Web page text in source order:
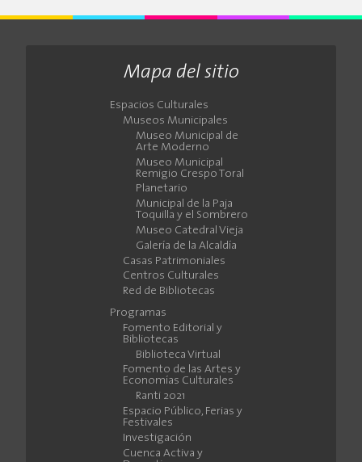
Mapa del sitio
Espacios Culturales
Museos Municipales
Museo Municipal de
Arte Moderno
Museo Municipal
Remigio Crespo Toral
Planetario
Municipal de la Paja
Toquilla y el Sombrero
Museo Catedral Vieja
Galería de la Alcaldía
Casas Patrimoniales
Centros Culturales
Red de Bibliotecas
Programas
Fomento Editorial y
Bibliotecas
Biblioteca Virtual
Fomento de las Artes y
Economías Culturales
Ranti 2021
Espacio Público, Ferias y
Festivales
Investigación
Cuenca Activa y